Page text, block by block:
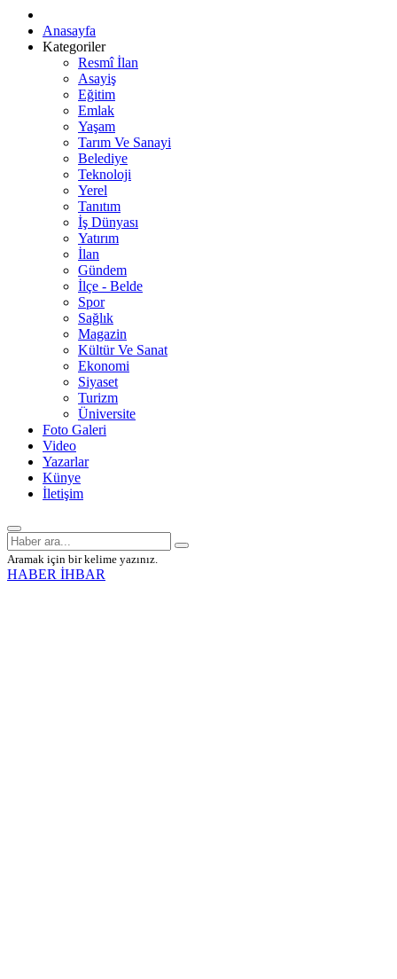
Anasayfa
Kategoriler
Resmî İlan
Asayiş
Eğitim
Emlak
Yaşam
Tarım Ve Sanayi
Belediye
Teknoloji
Yerel
Tanıtım
İş Dünyası
Yatırım
İlan
Gündem
İlçe - Belde
Spor
Sağlık
Magazin
Kültür Ve Sanat
Ekonomi
Siyaset
Turizm
Üniversite
Foto Galeri
Video
Yazarlar
Künye
İletişim
Aramak için bir kelime yazınız.
HABER İHBAR